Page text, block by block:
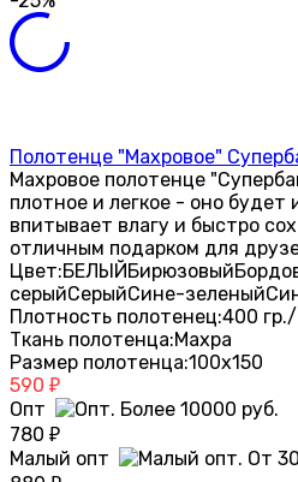
Полотенце "Махровое"
Махровое полотенце
плотное и легкое - оно будет
впитывает влагу и быстро
отличным подарком для
Цвет:БЕЛЫЙБирюзовый
серыйСерыйСине-зеленый
Плотность полотенец:400
Ткань полотенца:Махра
Размер полотенца:100х150
590 ₽
Опт
780 ₽
Малый опт